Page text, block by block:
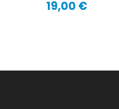
OZEAM SAIL
Precio
19,00 €